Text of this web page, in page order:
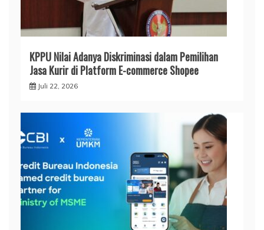
KPPU Nilai Adanya Diskriminasi dalam Pemilihan
Jasa Kurir di Platform E-commerce Shopee
Juli 22, 2026